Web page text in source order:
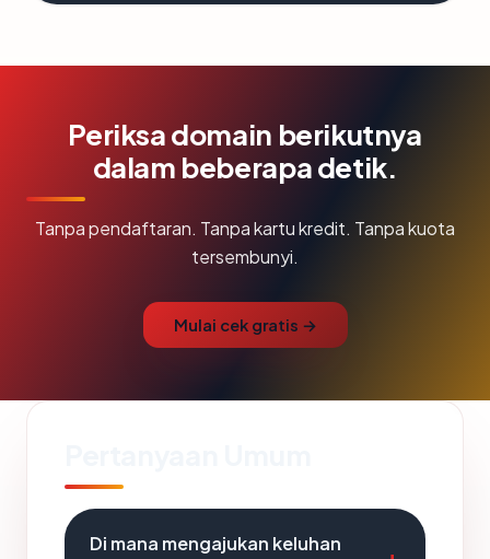
Periksa domain berikutnya
dalam beberapa detik.
Tanpa pendaftaran. Tanpa kartu kredit. Tanpa kuota
tersembunyi.
Mulai cek gratis →
Di mana mengajukan keluhan